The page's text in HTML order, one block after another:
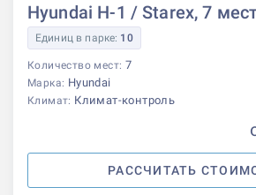
Hyundai H-1 / Starex, 7
Единиц в парке: 10
Количество мест: 7
Марка: Hyundai
Климат: Климат-контроль
РАССЧИТАТЬ